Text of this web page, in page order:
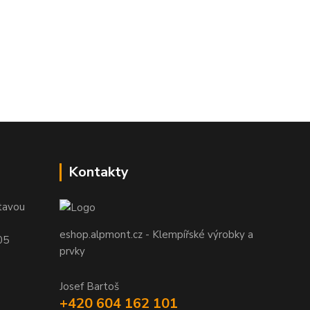
Kontakty
eshop.alpmont.cz - Klempířské výrobky a
prvky
Josef Bartoš
+420 604 162 101